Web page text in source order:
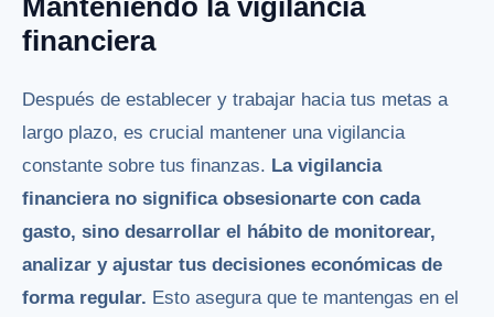
financiera
Después de establecer y trabajar hacia tus metas a
largo plazo, es crucial mantener una vigilancia
constante sobre tus finanzas. La vigilancia
financiera no significa obsesionarte con cada
gasto, sino desarrollar el hábito de monitorear,
analizar y ajustar tus decisiones económicas de
forma regular. Esto asegura que te mantengas en el